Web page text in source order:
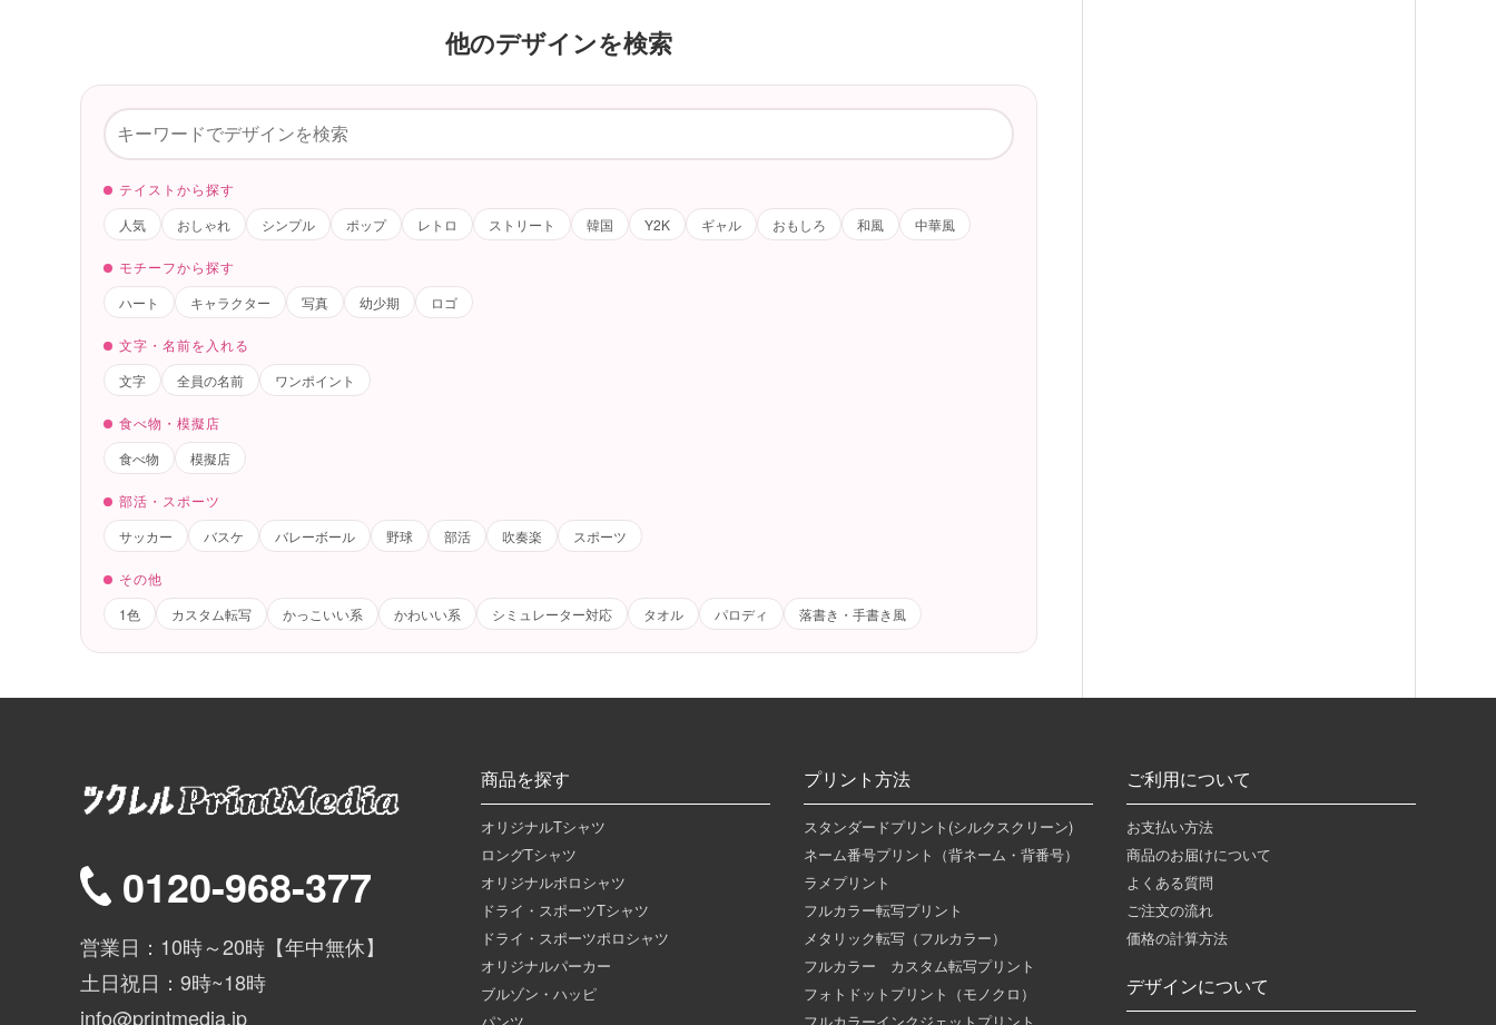
他のデザインを検索
テイストから探す
人気
おしゃれ シンプル ポップ レトロ ストリート 韓国 Y2K ギャル おもしろ 和風 中華風
モチーフから探す
ハート
キャラクター 写真 幼少期 ロゴ
文字・名前を入れる
文字
全員の名前 ワンポイント
食べ物・模擬店
食べ物
模擬店
部活・スポーツ
サッカー
バスケ バレーボール 野球 部活 吹奏楽 スポーツ
その他
1色
カスタム転写 かっこいい系 かわいい系 シミュレーター対応 タオル パロディ 落書き・手書き風
0120-968-377
営業日：10時～20時【年中無休】
土日祝日：9時~18時
info@printmedia.jp
商品を探す
オリジナルTシャツ
ロングTシャツ
オリジナルポロシャツ
ドライ・スポーツTシャツ
ドライ・スポーツポロシャツ
オリジナルパーカー
ブルゾン・ハッピ
パンツ
プリント方法
スタンダードプリント(シルクスクリーン)
ネーム番号プリント（背ネーム・背番号）
ラメプリント
フルカラー転写プリント
メタリック転写（フルカラー）
フルカラー カスタム転写プリント
フォトドットプリント（モノクロ）
フルカラーインクジェットプリント
ご利用について
お支払い方法
商品のお届けについて
よくある質問
ご注文の流れ
価格の計算方法
デザインについて